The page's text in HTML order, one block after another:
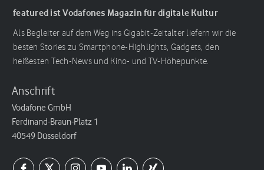
featured ist Vodafones Magazin für digitale Kultur
Als Begleiter auf dem Weg ins Gigabit-Zeitalter liefern wir die
besten Stories zu Smartphone-Highlights, Gadgets, den
heißesten Tech-News und Kino- und TV-Höhepunkte.
Anschrift
Vodafone GmbH
Ferdinand-Braun-Platz 1
40549 Düsseldorf